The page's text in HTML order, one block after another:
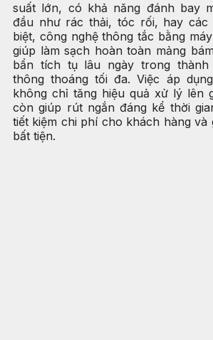
suất lớn, có khả năng đánh bay
đầu như rác thải, tóc rối, hay các
biệt, công nghệ thông tắc bằng
giúp làm sạch hoàn toàn mảng
bẩn tích tụ lâu ngày trong
thông thoáng tối đa. Việc áp
không chỉ tăng hiệu quả xử lý lên
còn giúp rút ngắn đáng kể thời
tiết kiệm chi phí cho khách hàng và
bất tiện.